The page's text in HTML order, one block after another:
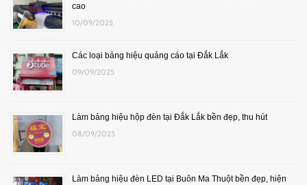
cao
10/09/2025
Các loại bảng hiệu quảng cáo tại Đắk Lắk
09/09/2025
Làm bảng hiệu hộp đèn tại Đắk Lắk bền đẹp, thu hút
08/09/2025
Làm bảng hiệu đèn LED tại Buôn Ma Thuột bền đẹp, hiện